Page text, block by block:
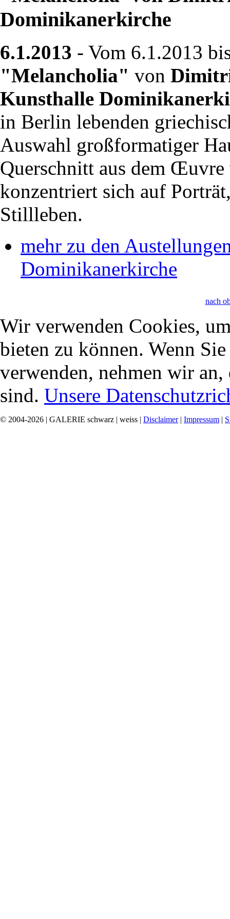
Dominikanerkirche
6.1.2013 - Vom 6.1.2013
"Melancholia" von
Kunsthalle
in Berlin lebenden
Auswahl großformatiger
Querschnitt aus dem
konzentriert sich auf
Stillleben.
mehr zu den
Dominikanerkirche
nach
Wir verwenden Cookies,
bieten zu können. Wenn
verwenden, nehmen wir
sind. Unsere
© 2004-2026 | GALERIE schwarz | weiss | Disclaimer| Impressum |